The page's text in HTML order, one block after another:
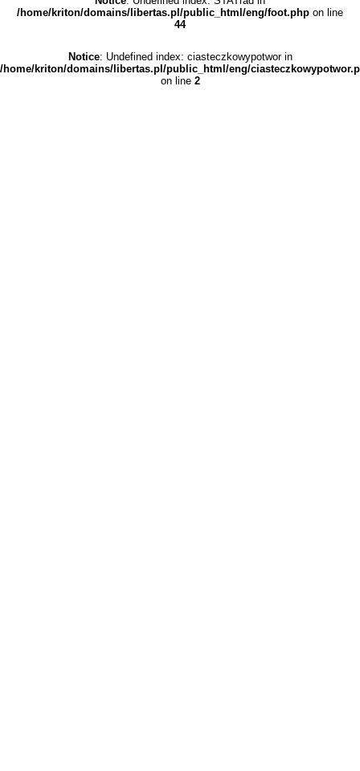
/home/kriton/domains/libertas.pl/public_html/eng/foot.php on line
44
Notice: Undefined index: ciasteczkowypotwor in
/home/kriton/domains/libertas.pl/public_html/eng/
on line 2